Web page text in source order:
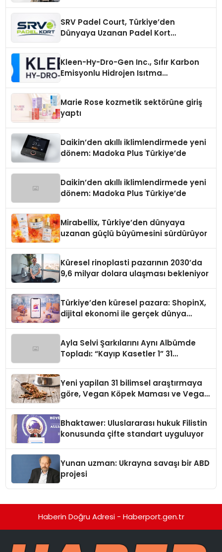
SRV Padel Court, Türkiye’den
Dünyaya Uzanan Padel Kort
Kleen-Hy-Dro-Gen Inc., Sıfır Karbon
Emisyonlu Hidrojen Isıtma
Marie Rose kozmetik sektörüne giriş
yaptı
Daikin’den akıllı iklimlendirmede yeni
dönem: Madoka Plus Türkiye’de
Daikin’den akıllı iklimlendirmede yeni
dönem: Madoka Plus Türkiye’de
Mirabellix, Türkiye’den dünyaya
uzanan güçlü büyümesini sürdürüyor
Küresel rinoplasti pazarının 2030’da
9,6 milyar dolara ulaşması bekleniyor
Türkiye’den küresel pazara: ShopinX,
dijital ekonomi ile gerçek dünya
Ayla Selvi Şarkılarını Aynı Albümde
Topladı: “Kayıp Kasetler 1” 31
Yeni yapilan 31 bilimsel araştırmaya
göre, Vegan Köpek Maması ve Vegan
Bhaktawer: Uluslararası hukuk Filistin
konusunda çifte standart uyguluyor
Yunan uzman: Ukrayna savaşı bir ABD
projesi
Haberin Doğru Adresi - Haberport.gen.tr